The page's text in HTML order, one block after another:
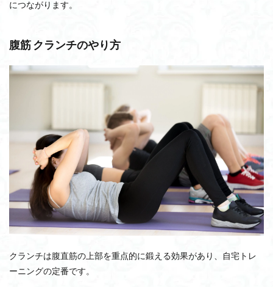
につながります。
腹筋 クランチのやり方
クランチは腹直筋の上部を重点的に鍛える効果があり、自宅トレ
ーニングの定番です。